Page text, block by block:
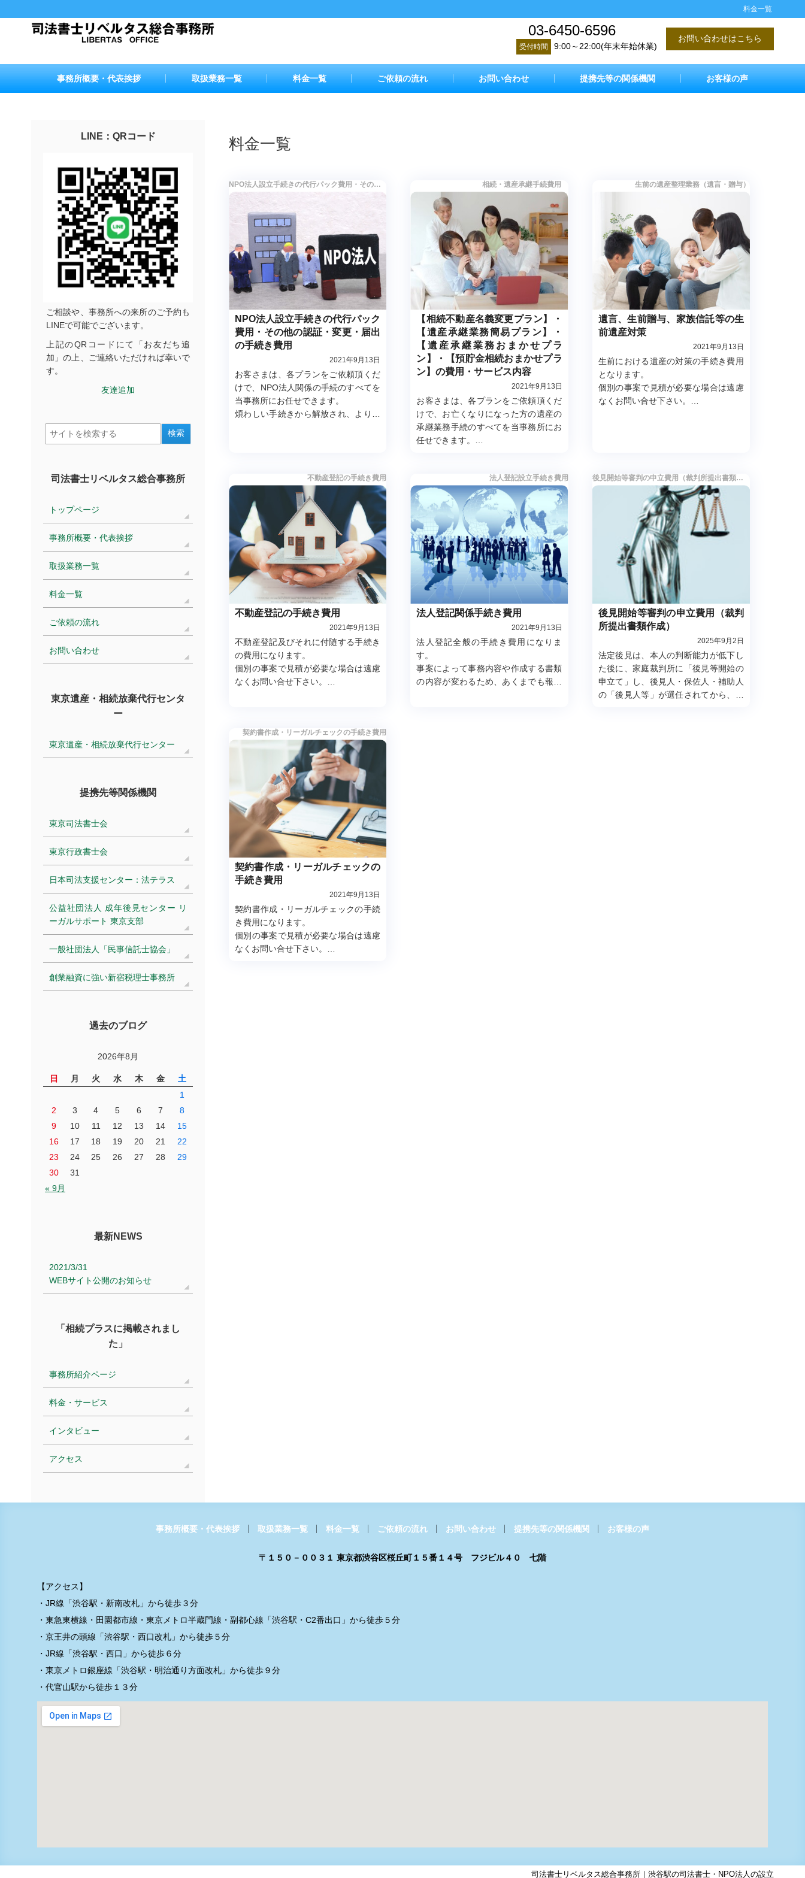
料金一覧
03-6450-6596
受付時間 9:00～22:00(年末年始休業)
お問い合わせはこちら
事務所概要・代表挨拶 取扱業務一覧 料金一覧 ご依頼の流れ お問い合わせ 提携先等の関係機関 お客様の声
料金一覧
NPO法人設立手続きの代行パック費用・その他の認証・変更・届出の手続き費用
NPO法人設立手続きの代行パック
費用・その他の認証・変更・届出
の手続き費用
2021年9月13日
お客さまは、各プランをご依頼頂くだ
けで、NPO法人関係の手続のすべてを
当事務所にお任せできます。
煩わしい手続きから解放され、より早
相続・遺産承継手続費用
【相続不動産名義変更プラン】・
【遺産承継業務簡易プラン】・
【遺産承継業務おまかせプラ
ン】・【預貯金相続おまかせプラ
ン】の費用・サービス内容
2021年9月13日
お客さまは、各プランをご依頼頂くだ
けで、お亡くなりになった方の遺産の
承継業務手続のすべてを当事務所にお
任せできます。
ンとなっております。
生前の遺産整理業務（遺言・贈与）
遺言、生前贈与、家族信託等の生
前遺産対策
2021年9月13日
生前における遺産の対策の手続き費用
となります。
個別の事案で見積が必要な場合は遠慮
なくお問い合せ下さい。
不動産登記の手続き費用
不動産登記の手続き費用
2021年9月13日
不動産登記及びそれに付随する手続き
の費用になります。
個別の事案で見積が必要な場合は遠慮
なくお問い合せ下さい。
法人登記設立手続き費用
法人登記関係手続き費用
2021年9月13日
法人登記全般の手続き費用になりま
す。
事案によって事務内容や作成する書類
の内容が変わるため、あくまでも報酬
後見開始等審判の申立費用（裁判所提出書類作成）
後見開始等審判の申立費用（裁判
所提出書類作成）
2025年9月2日
法定後見は、本人の判断能力が低下し
た後に、家庭裁判所に「後見等開始の
申立て」し、後見人・保佐人・補助人
の「後見人等」が選任されてから、後
契約書作成・リーガルチェックの手続き費用
契約書作成・リーガルチェックの
手続き費用
2021年9月13日
契約書作成・リーガルチェックの手続
き費用になります。
個別の事案で見積が必要な場合は遠慮
なくお問い合せ下さい。
LINE：QRコード
ご相談や、事務所への来所のご予約も
LINEで可能でございます。
上記のQRコードにて「お友だち追
加」の上、ご連絡いただければ幸いで
す。
友達追加
司法書士リベルタス総合事務所
トップページ
事務所概要・代表挨拶
取扱業務一覧
料金一覧
ご依頼の流れ
お問い合わせ
東京遺産・相続放棄代行センタ
ー
東京遺産・相続放棄代行センター
提携先等関係機関
東京司法書士会
東京行政書士会
日本司法支援センター：法テラス
公益社団法人 成年後見センター リ
ーガルサポート 東京支部
一般社団法人「民事信託士協会」
創業融資に強い新宿税理士事務所
過去のブログ
2026年8月
日 月 火 水 木 金 土
« 9月
1
2
3 4 5 6 7
8
9
10 11 12 13 14
15
16
17 18 19 20 21
22
23
24 25 26 27 28
29
30
31
最新NEWS
2021/3/31
WEBサイト公開のお知らせ
「相続プラスに掲載されまし
た」
事務所紹介ページ
料金・サービス
インタビュー
アクセス
事務所概要・代表挨拶 取扱業務一覧 料金一覧 ご依頼の流れ お問い合わせ 提携先等の関係機関 お客様の声
〒１５０－００３１ 東京都渋谷区桜丘町１５番１４号 フジビル４０ 七階
【アクセス】
・JR線「渋谷駅・新南改札」から徒歩３分
・東急東横線・田園都市線・東京メトロ半蔵門線・副都心線「渋谷駅・C2番出口」から徒歩５分
・京王井の頭線「渋谷駅・西口改札」から徒歩５分
・JR線「渋谷駅・西口」から徒歩６分
・東京メトロ銀座線「渋谷駅・明治通り方面改札」から徒歩９分
・代官山駅から徒歩１３分
司法書士リベルタス総合事務所｜渋谷駅の司法書士・NPO法人の設立